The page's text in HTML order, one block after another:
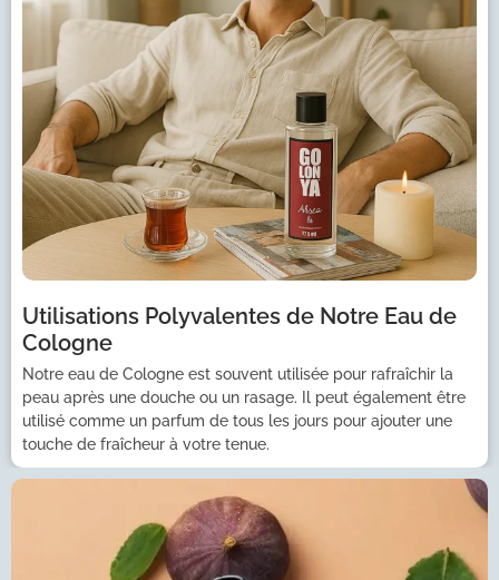
Utilisations Polyvalentes de Notre Eau de
Cologne
Notre eau de Cologne est souvent utilisée pour rafraîchir la
peau après une douche ou un rasage. Il peut également être
utilisé comme un parfum de tous les jours pour ajouter une
touche de fraîcheur à votre tenue.